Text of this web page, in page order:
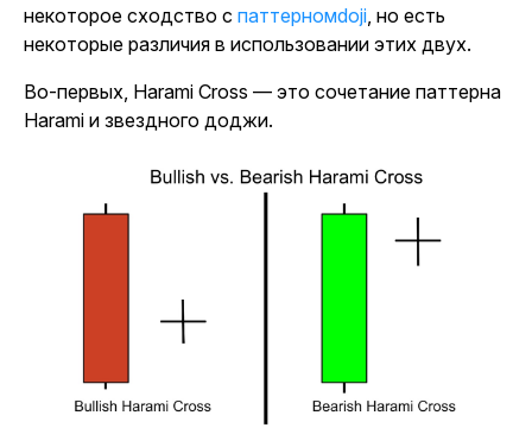
некоторое сходство с паттерномdoji , но есть
некоторые различия в использовании этих двух.
Во-первых, Harami Cross — это сочетание паттерна
Harami и звездного доджи.